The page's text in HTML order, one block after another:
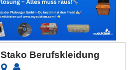
Stako Berufskleidung